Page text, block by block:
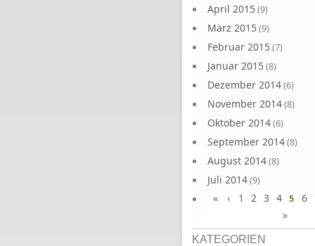
April 2015(9)
März 2015(9)
Februar 2015(7)
Januar 2015(8)
Dezember 2014(6)
November 2014(8)
Oktober 2014(6)
September 2014(8)
August 2014(8)
Juli 2014(9)
Juni 2014(8)
« ‹ 1 2 3 4 5 6
»
KATEGORIEN